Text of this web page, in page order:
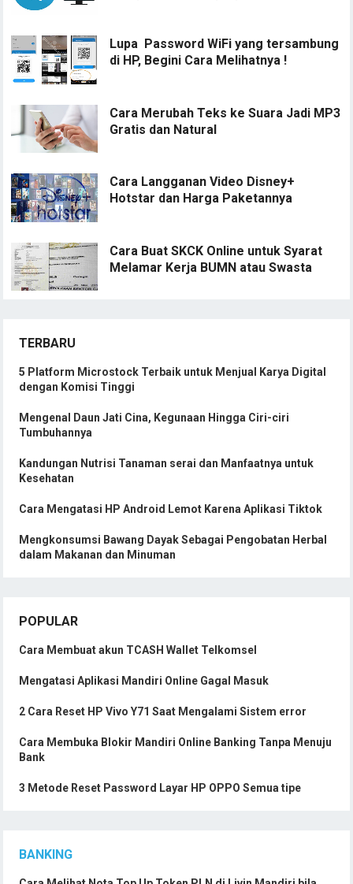
Lupa Password WiFi yang tersambung
di HP, Begini Cara Melihatnya !
Cara Merubah Teks ke Suara Jadi MP3
Gratis dan Natural
Cara Langganan Video Disney+
Hotstar dan Harga Paketannya
Cara Buat SKCK Online untuk Syarat
Melamar Kerja BUMN atau Swasta
TERBARU
5 Platform Microstock Terbaik untuk Menjual Karya Digital
dengan Komisi Tinggi
Mengenal Daun Jati Cina, Kegunaan Hingga Ciri-ciri
Tumbuhannya
Kandungan Nutrisi Tanaman serai dan Manfaatnya untuk
Kesehatan
Cara Mengatasi HP Android Lemot Karena Aplikasi Tiktok
Mengkonsumsi Bawang Dayak Sebagai Pengobatan Herbal
dalam Makanan dan Minuman
POPULAR
Cara Membuat akun TCASH Wallet Telkomsel
Mengatasi Aplikasi Mandiri Online Gagal Masuk
2 Cara Reset HP Vivo Y71 Saat Mengalami Sistem error
Cara Membuka Blokir Mandiri Online Banking Tanpa Menuju
Bank
3 Metode Reset Password Layar HP OPPO Semua tipe
BANKING